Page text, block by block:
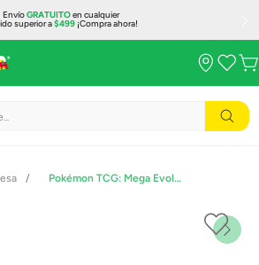
EnvíoGRATUITOen cualquier
superior a$499¡Compra ahora!
Pokémon TCG: Mega Evolution - Ascended Heroes Tech Sticker Collection Charmander o a Gastly en Español 13234